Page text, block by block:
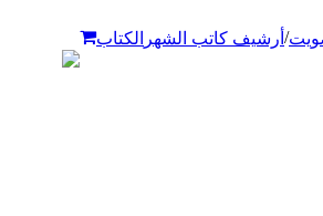
/ أرشيف كاتب الشهر الكتاب